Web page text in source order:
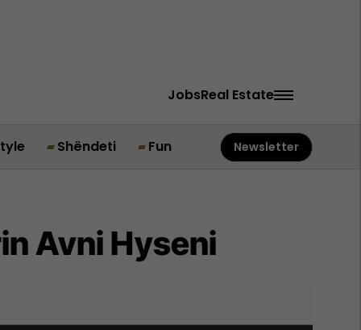
JobsReal Estate
Shëndeti Fun Newsletter
Avni Hyseni